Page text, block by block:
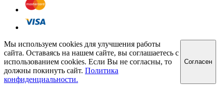
Мы используем cookies для улучшения работы
сайта. Оставаясь на нашем сайте, вы соглашаетесь с
использованием cookies. Если Вы не согласны, то
должны покинуть сайт. Политика
конфиденциальности.
Cогласен